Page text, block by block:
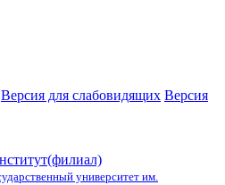
Версия для слабовидящих Версия
университет им.